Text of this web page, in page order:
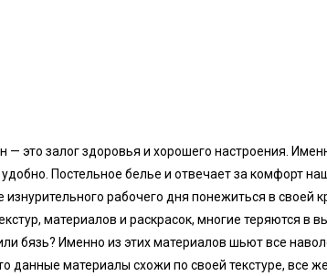
это залог здоровья и хорошего настроения.
Постельное белье и отвечает за комфорт
рабочего дня понежиться в своей
материалов и раскрасок, многие теряются в
бязь? Именно из этих материалов шьют все
данные материалы схожи по своей текстуре, все